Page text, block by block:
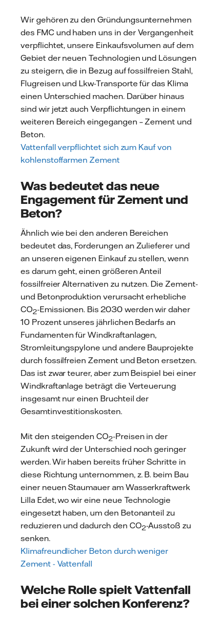
Wir gehören zu den Gründungsunternehmen
des FMC und haben uns in der Vergangenheit
verpflichtet, unsere Einkaufsvolumen auf dem
Gebiet der neuen Technologien und Lösungen
zu steigern, die in Bezug auf fossilfreien Stahl,
Flugreisen und Lkw-Transporte für das Klima
einen Unterschied machen. Darüber hinaus
sind wir jetzt auch Verpflichtungen in einem
weiteren Bereich eingegangen – Zement und
Beton.
Vattenfall verpflichtet sich zum Kauf von
kohlenstoffarmen Zement
Was bedeutet das neue
Engagement für Zement und
Beton?
Ähnlich wie bei den anderen Bereichen
bedeutet das, Forderungen an Zulieferer und
an unseren eigenen Einkauf zu stellen, wenn
es darum geht, einen größeren Anteil
fossilfreier Alternativen zu nutzen. Die Zement-
und Betonproduktion verursacht erhebliche
CO2-Emissionen. Bis 2030 werden wir daher
10 Prozent unseres jährlichen Bedarfs an
Fundamenten für Windkraftanlagen,
Stromleitungspylone und andere Bauprojekte
durch fossilfreien Zement und Beton ersetzen.
Das ist zwar teurer, aber zum Beispiel bei einer
Windkraftanlage beträgt die Verteuerung
insgesamt nur einen Bruchteil der
Gesamtinvestitionskosten.
Mit den steigenden CO2-Preisen in der
Zukunft wird der Unterschied noch geringer
werden. Wir haben bereits früher Schritte in
diese Richtung unternommen, z. B. beim Bau
einer neuen Staumauer am Wasserkraftwerk
Lilla Edet, wo wir eine neue Technologie
eingesetzt haben, um den Betonanteil zu
reduzieren und dadurch den CO2-Ausstoß zu
senken.
Klimafreundlicher Beton durch weniger
Zement - Vattenfall
Welche Rolle spielt Vattenfall
bei einer solchen Konferenz?